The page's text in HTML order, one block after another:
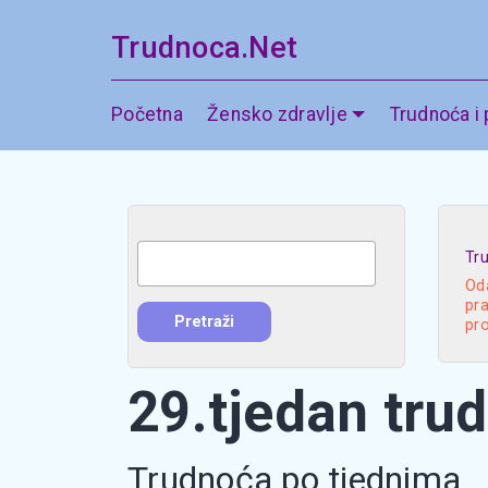
Trudnoca.Net
Početna Žensko zdravlje Trudnoća i
29.tjedan
Trudnoća po tjednima